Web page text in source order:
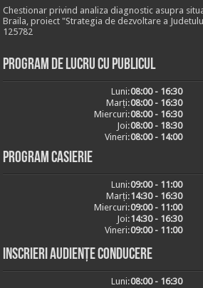
Chestionar privind analiza diagnostic asupra
Braila, proiect "Strategia de dezvoltare a
125782
Program de lucru cu publicul
Luni:08:00 - 16:30
Marți:08:00 - 16:30
Miercuri:08:00 - 16:30
Joi:08:00 - 18:30
Vineri:08:00 - 14:00
Program casierie
Luni:09:00 - 11:00
Marți:14:30 - 16:30
Miercuri:09:00 - 11:00
Joi:14:30 - 16:30
Vineri:09:00 - 11:00
Inscrieri audiențe conducere
Luni:08:00 - 16:30